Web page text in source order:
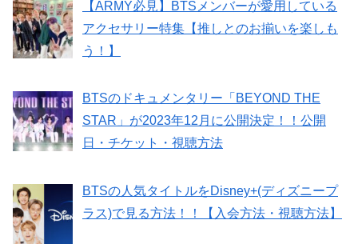
【ARMY必見】BTSメンバーが愛用している
アクセサリー特集【推しとのお揃いを楽しも
う！】
BTSのドキュメンタリー「BEYOND THE
STAR」が2023年12月に公開決定！！公開
日・チケット・視聴方法
BTSの人気タイトルをDisney+(ディズニープ
ラス)で見る方法！！【入会方法・視聴方法】